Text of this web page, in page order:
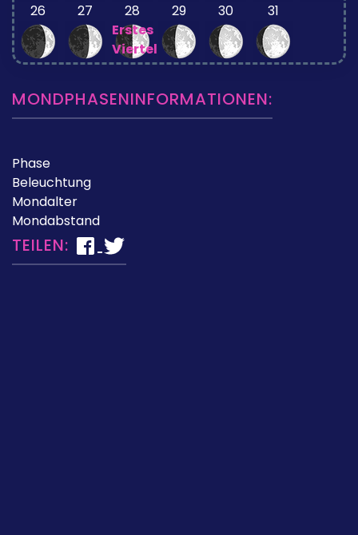
26 27
28
Erstes
Viertel
29 30 31
MONDPHASENINFORMATIONEN:
Phase
Beleuchtung
Mondalter
Mondabstand
TEILEN: